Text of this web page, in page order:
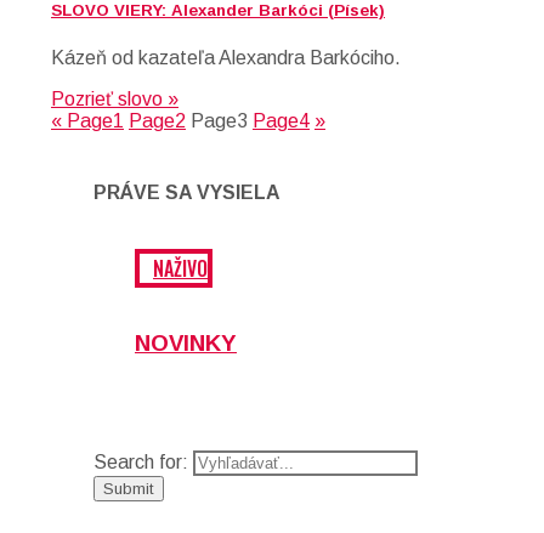
SLOVO VIERY: Alexander Barkóci (Písek)
Kázeň od kazateľa Alexandra Barkóciho.
Pozrieť slovo »
« Page1 Page2 Page3 Page4 »
PRÁVE SA VYSIELA
NAŽIVO
NOVINKY
Search for: